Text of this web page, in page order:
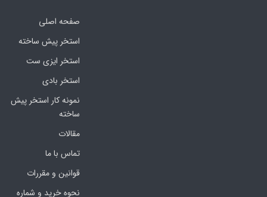
صفحه اصلی
استخر پیش ساخته
استخر ایزی ست
استخر بادی
نمونه کار استخر پیش
ساخته
مقالات
تماس با ما
قوانین و مقررات
نحوه خرید و شماره